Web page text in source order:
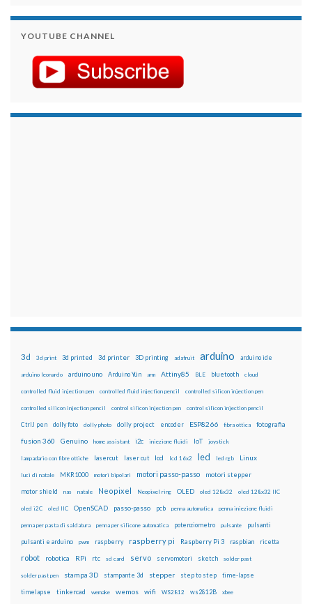
YOUTUBE CHANNEL
3d 3d print 3d printed 3d printer 3D printing adafruit arduino arduino ide
arduino leonardo arduino uno Arduino Yún arm Attiny85 BLE bluetooth cloud
controlled fluid injection pen controlled fluid injection pencil controlled silicon injection pen
controlled silicon injection pencil control silicon injection pen control silicon injection pencil
CtrlJ pen dolly foto dolly photo dolly project encoder ESP8266 fibra ottica fotografia
fusion 360 Genuino home assistant i2c iniezione fluidi IoT joystick
lampadario con fibre ottiche lasercut laser cut lcd lcd 16x2 led led rgb Linux
luci di natale MKR1000 motori bipolari motori passo-passo motori stepper
motor shield nas natale Neopixel Neopixel ring OLED oled 128x32 oled 128x32 IIC
oled i2C oled IIC OpenSCAD passo-passo pcb penna automatica penna iniezione fluidi
penna per pasta di saldatura penna per silicone automatica potenziometro pulsante pulsanti
pulsanti e arduino pwm raspberry raspberry pi Raspberry Pi 3 raspbian ricetta
robot robotica RPi rtc sd card servo servomotori sketch solder past
solder past pen stampa 3D stampante 3d stepper step to step time-lapse
timelapse tinkercad wemake wemos wifi WS2812 ws2812B xbee